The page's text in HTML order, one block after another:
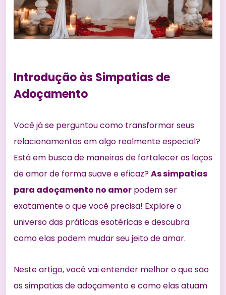
Introdução às Simpatias de
Adoçamento
Você já se perguntou como transformar seus
relacionamentos em algo realmente especial?
Está em busca de maneiras de fortalecer os laços
de amorde forma suave e eficaz?As simpatias
para adoçamento no amor podem ser
exatamente o que você precisa! Explore o
universo das práticas esotéricas e descubra
como elas podem mudar seu jeito de amar.
Neste artigo, você vai entender melhor o que são
as simpatias de adoçamento e como elas atuam